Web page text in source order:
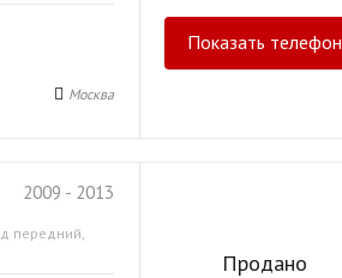
Москва
Показать телефон
2009 - 2013
передний,
Продано